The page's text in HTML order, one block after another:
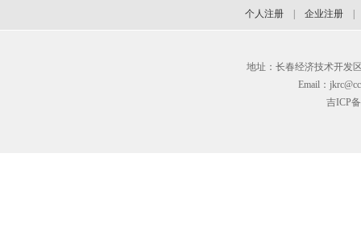
个人注册 企业注册
地址：长春经济技术开发
Email：
吉ICP